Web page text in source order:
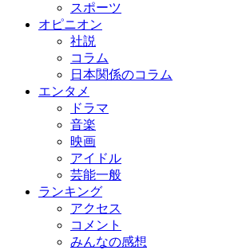
スポーツ
オピニオン
社説
コラム
日本関係のコラム
エンタメ
ドラマ
音楽
映画
アイドル
芸能一般
ランキング
アクセス
コメント
みんなの感想